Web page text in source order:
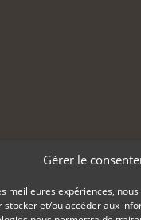
Gérer le
meilleures expériences,
stocker et/ou accéder aux